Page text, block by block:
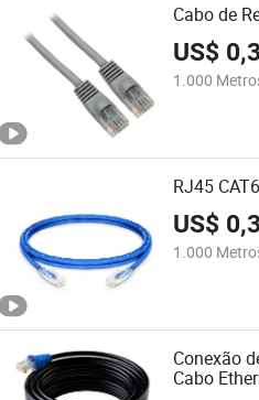
Cabo de
US$
1.000
RJ45
US$
1.000
Conexão
Cabo